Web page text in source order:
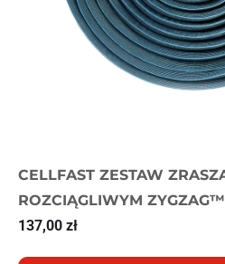
CELLFAST ZESTAW
ROZCIĄGLIWYM
137,00 zł